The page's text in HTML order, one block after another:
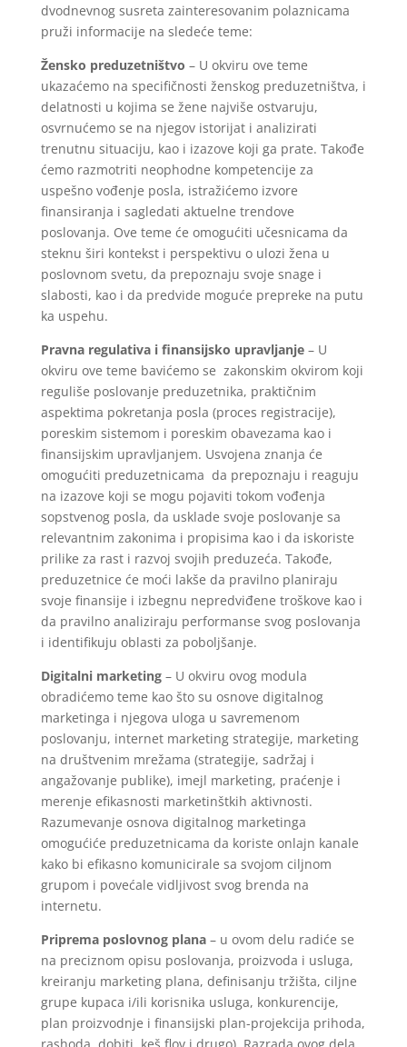
dvodnevnog susreta zainteresovanim polaznicama
pruži informacije na sledeće teme:
Žensko preduzetništvo – U okviru ove teme
ukazaćemo na specifičnosti ženskog preduzetništva, i
delatnosti u kojima se žene najviše ostvaruju,
osvrnućemo se na njegov istorijat i analizirati
trenutnu situaciju, kao i izazove koji ga prate. Takođe
ćemo razmotriti neophodne kompetencije za
uspešno vođenje posla, istražićemo izvore
finansiranja i sagledati aktuelne trendove
poslovanja. Ove teme će omogućiti učesnicama da
steknu širi kontekst i perspektivu o ulozi žena u
poslovnom svetu, da prepoznaju svoje snage i
slabosti, kao i da predvide moguće prepreke na putu
ka uspehu.
Pravna regulativa i finansijsko upravljanje– U
okviru ove teme bavićemo se zakonskim okvirom koji
reguliše poslovanje preduzetnika, praktičnim
aspektima pokretanja posla (proces registracije),
poreskim sistemom i poreskim obavezama kao i
finansijskim upravljanjem. Usvojena znanja će
omogućiti preduzetnicama da prepoznaju i reaguju
na izazove koji se mogu pojaviti tokom vođenja
sopstvenog posla, da usklade svoje poslovanje sa
relevantnim zakonima i propisima kao i da iskoriste
prilike za rast i razvoj svojih preduzeća. Takođe,
preduzetnice će moći lakše da pravilno planiraju
svoje finansije i izbegnu nepredviđene troškove kao i
da pravilno analiziraju performanse svog poslovanja
i identifikuju oblasti za poboljšanje.
Digitalni marketing– U okviru ovog modula
obradićemo teme kao što su osnove digitalnog
marketinga i njegova uloga u savremenom
poslovanju, internet marketing strategije, marketing
na društvenim mrežama (strategije, sadržaj i
angažovanje publike), imejl marketing, praćenje i
merenje efikasnosti marketinštkih aktivnosti.
Razumevanje osnova digitalnog marketinga
omogućiće preduzetnicama da koriste onlajn kanale
kako bi efikasno komunicirale sa svojom ciljnom
grupom i povećale vidljivost svog brenda na
internetu.
Priprema poslovnog plana– u ovom delu radiće se
na preciznom opisu poslovanja, proizvoda i usluga,
kreiranju marketing plana, definisanju tržišta, ciljne
grupe kupaca i/ili korisnika usluga, konkurencije,
plan proizvodnje i finansijski plan-projekcija prihoda,